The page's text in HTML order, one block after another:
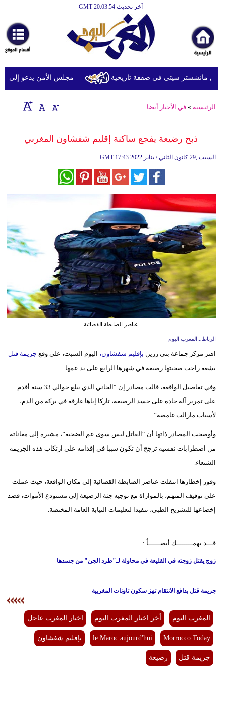
آخر تحديث GMT 20:03:54
أخبارعاجلة
رياضة
ثقافة
إقتصاد
وموسيقى
وتغذية
وسفر
ديكور
البرلمان
المغربي
تعليم
أزياء
علوم
وتكنولوجيا
مدوَّنات
مجلس الأمن يدعو إلى تحرك مانشستر سيتي في صفقة تاريخية
الرئيسية »في الأخبار أيضا
ذبح رضيعة يفجع ساكنة إقليم شفشاون‬ المغربي
GMT 17:43 2022 السبت ,29 كانون الثاني / يناير
عناصر الضابطة القضائية
الرباط ـ المغرب اليوم
اهتز مركز جماعة بني رزين بإقليم شفشاون، اليوم السبت، على وقع جريمة قتل
بشعة راحت ضحيتها رضيعة في شهرها الرابع على يد عمها.
وفي تفاصيل الواقعة، قالت مصادر إن “الجاني الذي يبلغ حوالي 33 سنة أقدم
على تمرير آلة حادة على جسد الرضيعة، تاركا إياها غارقة في بركة من الدم،
لأسباب مازالت غامضة”.
وأوضحت المصادر ذاتها أن “القاتل ليس سوى عم الضحية”، مشيرة إلى معاناته
من اضطرابات نفسية ترجح أن تكون سببا في إقدامه على ارتكاب هذه الجريمة
الشنعاء.
وفور إخطارها انتقلت عناصر الضابطة القضائية إلى مكان الواقعة، حيث عملت
على توقيف المتهم، بالموازاة مع توجيه جثة الرضيعة إلى مستودع الأموات، قصد
إخضاعها للتشريح الطبي، تنفيذا لتعليمات النيابة العامة المختصة.
قـــد يهمــــــــك أيضــــــاُ :
زوج يقتل زوجته في القليعة في محاولة لـ"طرد الجن" من جسدها
جريمة قتل بدافع الانتقام تهز سكون تاونات المغربية
المغرب اليوم أخر اخبار المغرب اليوم اخبار المغرب عاجل
Morrocco Today
le Maroc aujourd'hui بإقليم شفشاون
جريمة قتل رضيعة